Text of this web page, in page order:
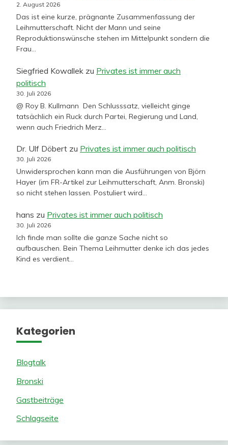
2. August 2026
Das ist eine kurze, prägnante Zusammenfassung der
Leihmutterschaft. Nicht der Mann und seine
Reproduktionswünsche stehen im Mittelpunkt sondern die
Frau…
Siegfried Kowallek zu Privates ist immer auch
politisch
30. Juli 2026
@ Roy B. Kullmann Den Schlusssatz, vielleicht ginge
tatsächlich ein Ruck durch Partei, Regierung und Land,
wenn auch Friedrich Merz…
Dr. Ulf Döbert zu Privates ist immer auch politisch
30. Juli 2026
Unwidersprochen kann man die Ausführungen von Björn
Hayer (im FR-Artikel zur Leihmutterschaft, Anm. Bronski)
so nicht stehen lassen. Postuliert wird…
hans zu Privates ist immer auch politisch
30. Juli 2026
Ich finde man sollte die ganze Sache nicht so
aufbauschen. Bein Thema Leihmutter denke ich das jedes
Kind es verdient…
Kategorien
Blogtalk
Bronski
Gastbeiträge
Schlagseite